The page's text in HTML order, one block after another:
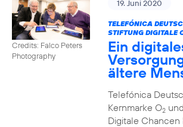
Credits: Falco Peters
Photography
19. Juni 2020
TELEFÓNICA
STIFTUNG DIGITALE
Ein
ältere
Telefónica
Kernmarke O2
Digitale Chancen